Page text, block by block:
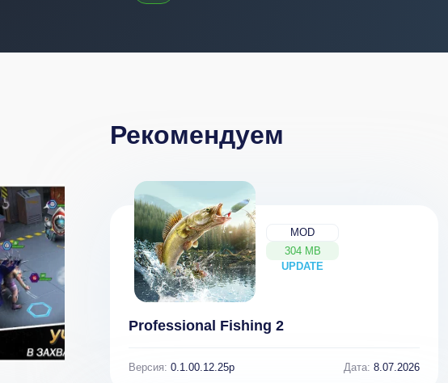
Рекомендуем
MOD
304 MB
UPDATE
NEW
Professional Fishing 2
Версия: 0.1.00.12.25p Дата: 8.07.2026